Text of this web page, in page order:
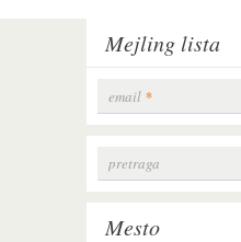
Mejling lista
email *
Search form
pretraga
Mesto